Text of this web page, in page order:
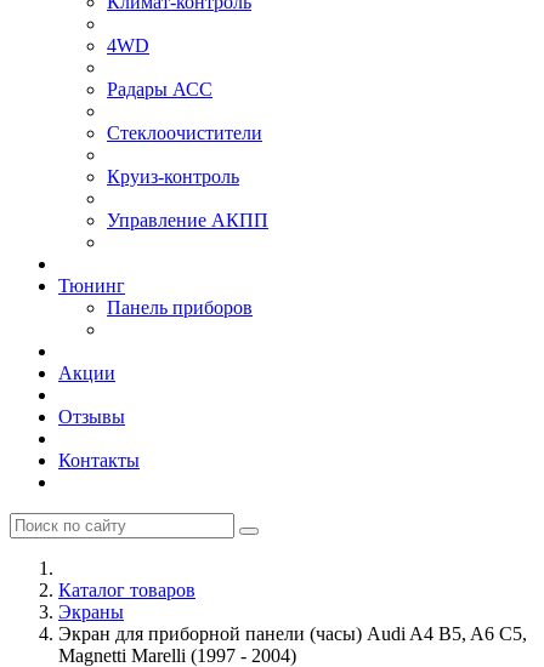
4WD
Радары АСС
Стеклоочистители
Круиз-контроль
Управление АКПП
Тюнинг
Панель приборов
Акции
Отзывы
Контакты
Каталог товаров
Экраны
Экран для приборной панели (часы) Audi A4 B5, A6 C5,
Magnetti Marelli (1997 - 2004)